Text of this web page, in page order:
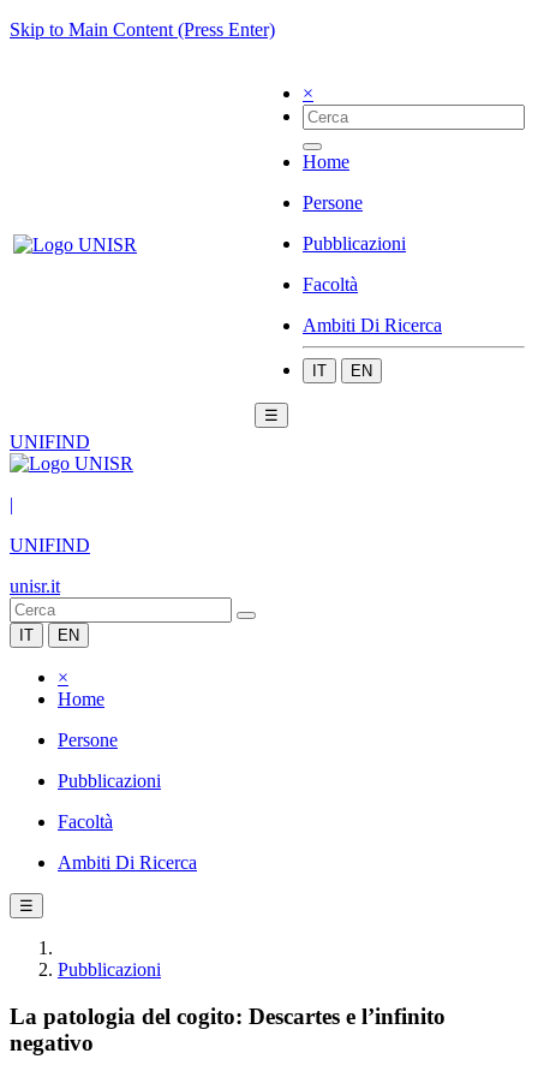
Skip to Main Content (Press Enter)
×
Home
Persone
Pubblicazioni
Facoltà
Ambiti Di Ricerca
IT EN
☰
UNIFIND
|
UNIFIND
unisr.it
IT EN
×
Home
Persone
Pubblicazioni
Facoltà
Ambiti Di Ricerca
☰
Pubblicazioni
La patologia del cogito: Descartes e l’infinito
negativo